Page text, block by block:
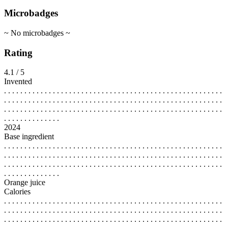
Microbadges
~ No microbadges ~
Rating
4.1 / 5
Invented
. . . . . . . . . . . . . . . . . . . . . . . . . . . . . . . . . . . . . . . . . . . . . . . . . . . . . .
. . . . . . . . . . . . . . . . . . . . . . . . . . . . . . . . . . . . . . . . . . . . . . . . . . . . . .
. . . . . . . . . . . . . . . . . . . . . . . . . . . . . . . . . . . . . . . . . . . . . . . . . . . . . .
. . . . . . . . . . . . . .
2024
Base ingredient
. . . . . . . . . . . . . . . . . . . . . . . . . . . . . . . . . . . . . . . . . . . . . . . . . . . . . .
. . . . . . . . . . . . . . . . . . . . . . . . . . . . . . . . . . . . . . . . . . . . . . . . . . . . . .
. . . . . . . . . . . . . . . . . . . . . . . . . . . . . . . . . . . . . . . . . . . . . . . . . . . . . .
. . . . . . . . . . . . . .
Orange juice
Calories
. . . . . . . . . . . . . . . . . . . . . . . . . . . . . . . . . . . . . . . . . . . . . . . . . . . . . .
. . . . . . . . . . . . . . . . . . . . . . . . . . . . . . . . . . . . . . . . . . . . . . . . . . . . . .
. . . . . . . . . . . . . . . . . . . . . . . . . . . . . . . . . . . . . . . . . . . . . . . . . . . . . .